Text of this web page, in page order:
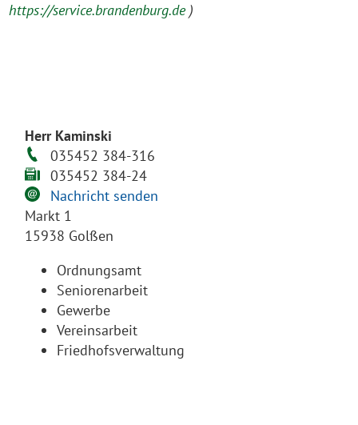
https://service.brandenburg.de)
Herr Kaminski
035452 384-316
035452 384-24
Nachricht senden
Markt 1
15938 Golßen
Ordnungsamt
Seniorenarbeit
Gewerbe
Vereinsarbeit
Friedhofsverwaltung